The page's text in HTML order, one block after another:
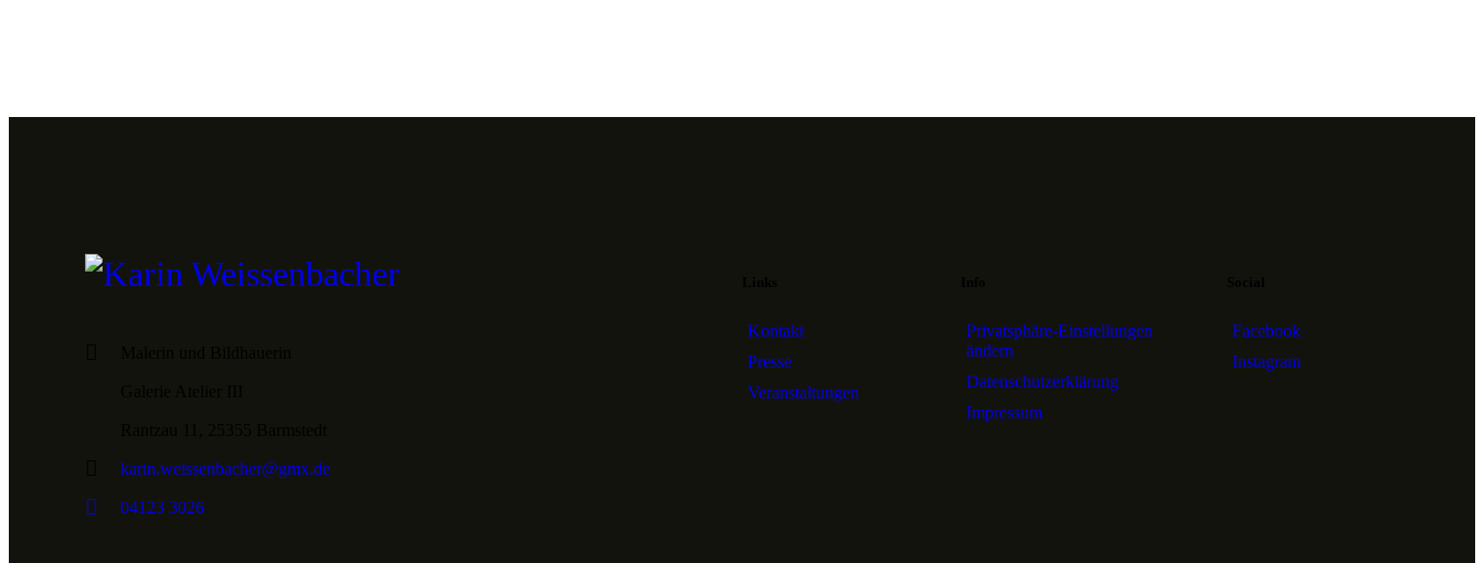
karin.weissenbacher@gmx.de
04123 3026
Kontakt
Presse
Veranstaltungen
Privatsphäre-Einstellungen
ändern
Datenschutzerklärung
Impressum
Facebook
Instagram